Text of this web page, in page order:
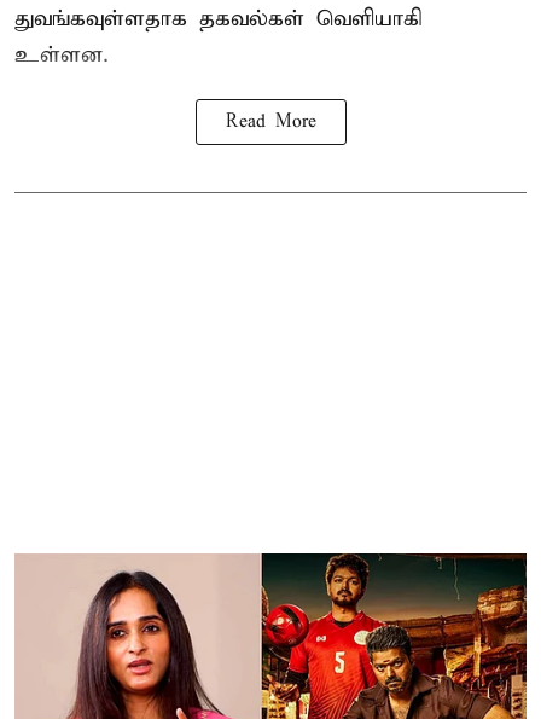
துவங்கவுள்ளதாக தகவல்கள் வெளியாகி
உள்ளன.
Read More